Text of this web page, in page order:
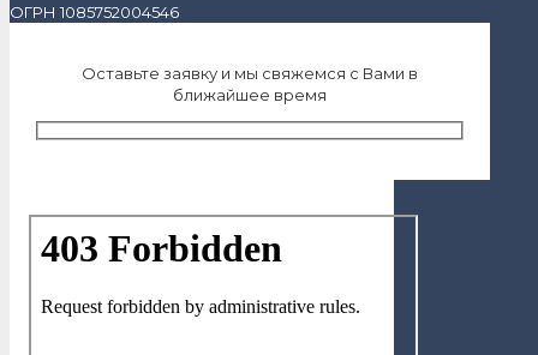
ОГРН 1085752004546
Оставьте заявку и мы свяжемся с Вами в
ближайшее время